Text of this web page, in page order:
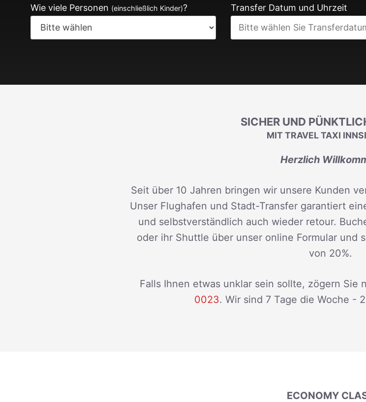
Wie viele Personen (einschließlich Kinder)? Transfer Datum und Uhrzeit
SICHER UND
MIT TRAVEL TAXI
Herzlich
Seit über 10 Jahren bringen wir unsere Kunden
Unser Flughafen und Stadt-Transfer garantiert
und selbstverständlich auch wieder retour.
oder ihr Shuttle über unser online Formular und
von 20%.
Falls Ihnen etwas unklar sein sollte, zögern Sie
0023. Wir sind 7 Tage die Woche -
ECONOMY